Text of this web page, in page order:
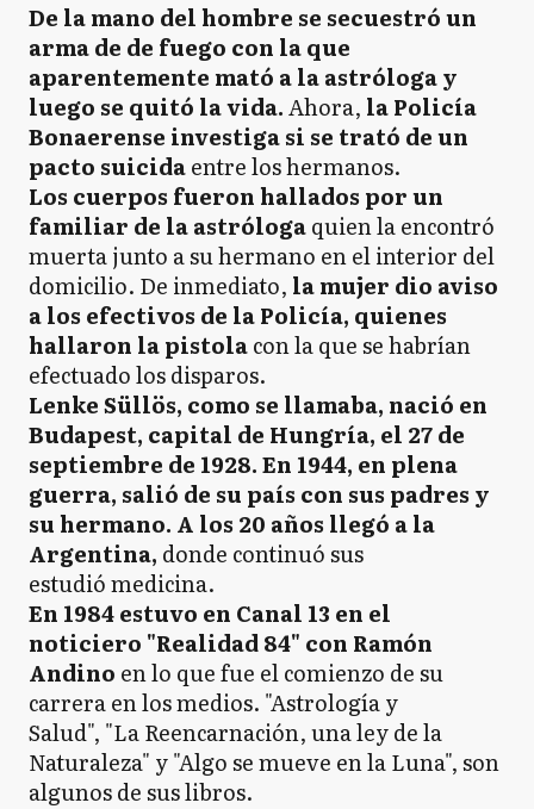
De la mano del hombre se secuestró un
arma de de fuego con la que
aparentemente mató a la astróloga y
luego se quitó la vida.Ahora, la Policía
Bonaerense investiga si se trató de un
pacto suicidaentre los hermanos.
Los cuerpos fueron hallados por un
familiar de la astrólogaquien la encontró
muerta junto a su hermano en el interior del
domicilio. De inmediato, la mujer dio aviso
a los efectivos de la Policía, quienes
hallaron la pistolacon la que se habrían
efectuado los disparos.
Lenke Süllös, como se llamaba, nació en
Budapest, capital de Hungría, el 27 de
septiembre de 1928.En 1944, en plena
guerra, salió de su país con sus padres y
su hermano. A los 20 años llegó a la
Argentina, donde continuó sus
estudió medicina.
En 1984 estuvo en Canal 13 en el
noticiero "Realidad 84" con Ramón
Andino en lo que fue el comienzo de su
carrera en los medios. "Astrología y
Salud", "La Reencarnación, una ley de la
Naturaleza" y "Algo se mueve en la Luna", son
algunos de sus libros.